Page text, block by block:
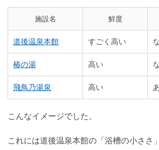
施設名 鮮度
道後温泉本館 すごく高い
椿の湯 高い
飛鳥乃湯泉 高い
こんなイメージでした。
これには道後温泉本館の「浴槽の小ささ